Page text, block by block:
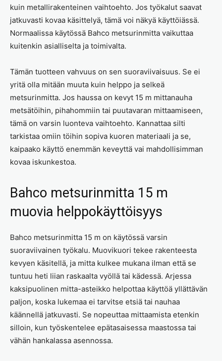
kuin metallirakenteinen vaihtoehto. Jos työkalut saavat
jatkuvasti kovaa käsittelyä, tämä voi näkyä käyttöiässä.
Normaalissa käytössä Bahco metsurinmitta vaikuttaa
kuitenkin asialliselta ja toimivalta.
Tämän tuotteen vahvuus on sen suoraviivaisuus. Se ei
yritä olla mitään muuta kuin helppo ja selkeä
metsurinmitta. Jos haussa on kevyt 15 m mittanauha
metsätöihin, pihahommiin tai puutavaran mittaamiseen,
tämä on varsin luonteva vaihtoehto. Kannattaa silti
tarkistaa omiin töihin sopiva kuoren materiaali ja se,
kaipaako käyttö enemmän keveyttä vai mahdollisimman
kovaa iskunkestoa.
Bahco metsurinmitta 15 m
muovia helppokäyttöisyys
Bahco metsurinmitta 15 m on käytössä varsin
suoraviivainen työkalu. Muovikuori tekee rakenteesta
kevyen käsitellä, ja mitta kulkee mukana ilman että se
tuntuu heti liian raskaalta vyöllä tai kädessä. Arjessa
kaksipuolinen mitta-asteikko helpottaa käyttöä yllättävän
paljon, koska lukemaa ei tarvitse etsiä tai nauhaa
käännellä jatkuvasti. Se nopeuttaa mittaamista etenkin
silloin, kun työskentelee epätasaisessa maastossa tai
vähän hankalassa asennossa.